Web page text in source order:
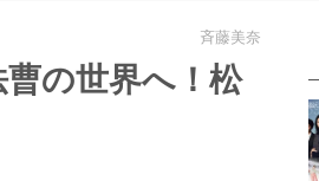
斉藤美奈
の世界へ！松